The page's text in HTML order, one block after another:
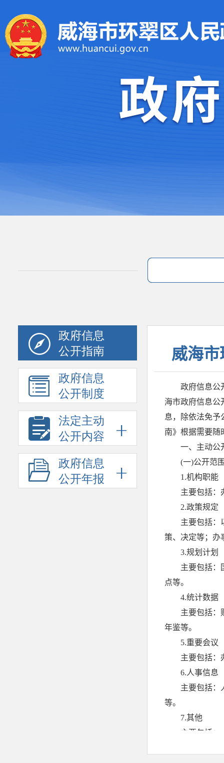
政府信息
公开指南
政府信息
公开制度
法定主动
公开内容
政府信息
公开年报